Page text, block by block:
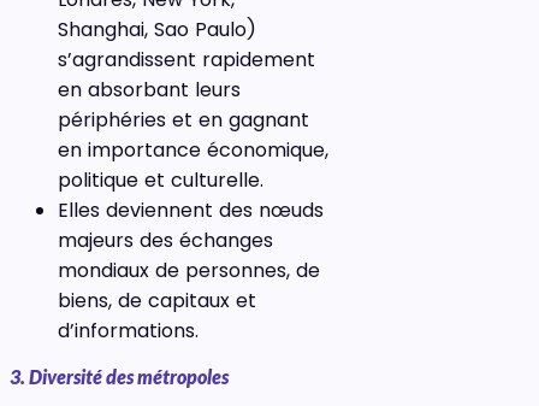
Shanghai, Sao Paulo)
s’agrandissent rapidement
en absorbant leurs
périphéries et en gagnant
en importance économique,
politique et culturelle.
Elles deviennent des nœuds
majeurs des échanges
mondiaux de personnes, de
biens, de capitaux et
d’informations.
3. Diversité des métropoles